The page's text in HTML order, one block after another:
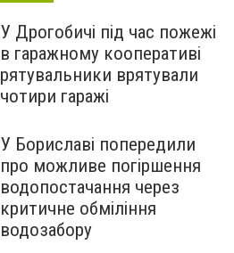
У Дрогобичі під час пожежі
в гаражному кооперативі
рятувальники врятували
чотири гаражі
У Бориславі попередили
про можливе погіршення
водопостачання через
критичне обміління
водозабору